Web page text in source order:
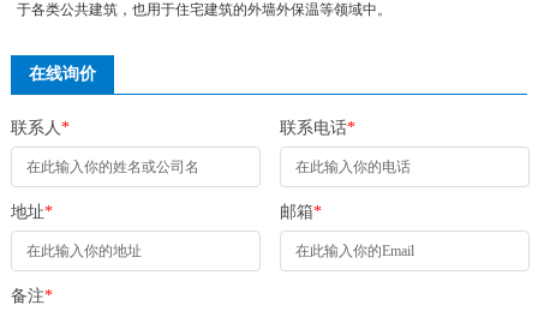
于各类公共建筑，也用于住宅建筑的外墙外保温等领域中。
在线询价
联系人* 联系电话*
地址* 邮箱*
备注*